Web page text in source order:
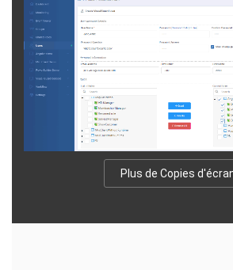
Plus de Copies